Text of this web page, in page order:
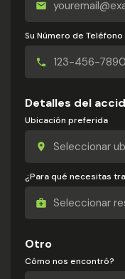
Su Número de Teléfono
Detalles del
Ubicación preferida
¿Para qué necesitas
Otro
Cómo nos encontró?